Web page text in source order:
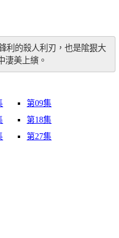
利的殺人利刃，也是隂狠大
淒美上縯。
第09集
第18集
第27集